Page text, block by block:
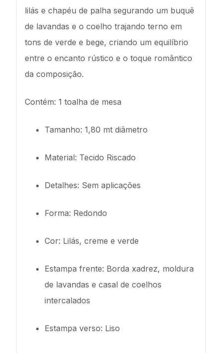
lilás e chapéu de palha segurando um buquê
de lavandas e o coelho trajando terno em
tons de verde e bege, criando um equilíbrio
entre o encanto rústico e o toque romântico
da composição.
Contém: 1 toalha de mesa
Tamanho: 1,80 mt diâmetro
Material: Tecido Riscado
Detalhes: Sem aplicações
Forma: Redondo
Cor: Lilás, creme e verde
Estampa frente: Borda xadrez, moldura
de lavandas e casal de coelhos
intercalados
Estampa verso: Liso